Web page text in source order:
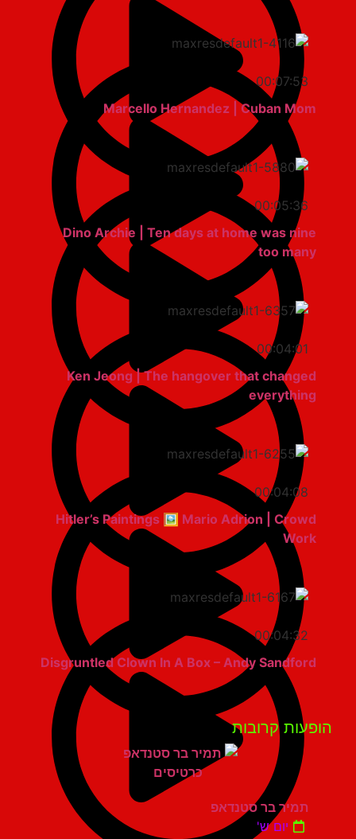
00:07:53
Marcello Hernandez | Cuban Mom
00:05:36
Dino Archie | Ten days at home was nine
too many
00:04:01
Ken Jeong | The hangover that changed
everything
00:04:08
Hitler’s Paintings 🖼️ Mario Adrion | Crowd
00:04:32
Disgruntled Clown In A Box – Andy Sandford
קרובות
תמיר בר סטנדאפ
יום ש'